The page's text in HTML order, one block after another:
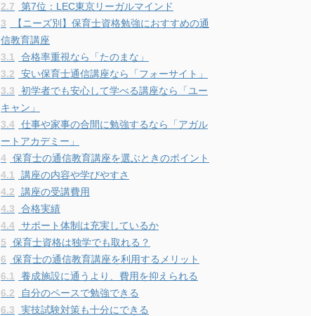
2.7
第7位：LEC東京リーガルマインド
3
【ニーズ別】保育士資格勉強におすすめの通
信教育講座
3.1
合格率重視なら「たのまな」
3.2
安い保育士通信講座なら「フォーサイト」
3.3
初学者でも安心して学べる講座なら「ユー
キャン」
3.4 仕事や家事の合間に勉強するなら「アガル
ートアカデミー」
4 保育士の通信教育講座を選ぶときのポイント
4.1
講座の内容や学びやすさ
4.2
講座の受講費用
4.3
合格実績
4.4 サポート体制は充実しているか
5
保育士資格は独学でも取れる？
6
保育士の通信教育講座を利用するメリット
6.1
養成施設に通うより、費用を抑えられる
6.2
自分のペースで勉強できる
6.3
実技試験対策も十分にできる